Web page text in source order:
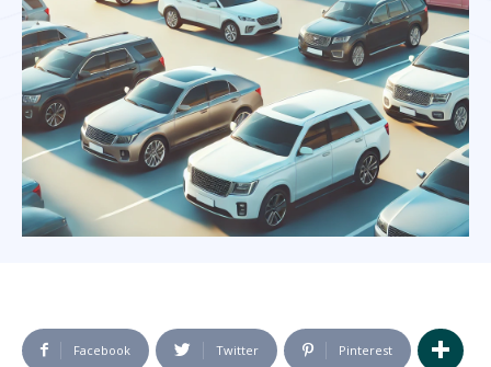
Facebook Twitter Pinterest